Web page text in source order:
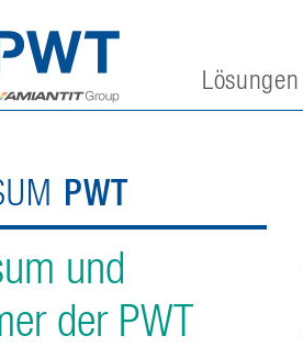
PWT
und
der PWT
Lösungen